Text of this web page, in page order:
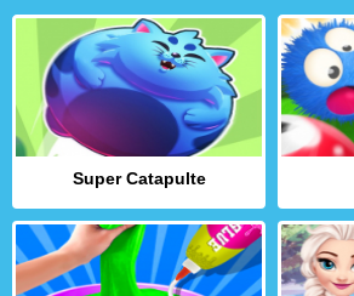
Super Catapulte